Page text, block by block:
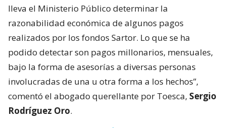
lleva el Ministerio Público determinar la
razonabilidad económica de algunos pagos
realizados por los fondos Sartor. Lo que se ha
podido detectar son pagos millonarios, mensuales,
bajo la forma de asesorías a diversas personas
involucradas de una u otra forma a los hechos”,
comentó el abogado querellante por Toesca, Sergio
Rodríguez Oro.